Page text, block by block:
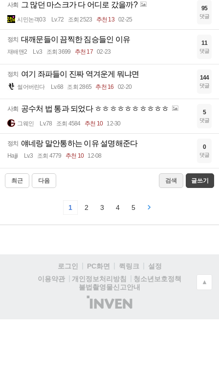
사회 그 많던 마스크가 다 어디로 갔을까?
시민논객03 Lv.72 조회 2523 추천 13 02-25
95
댓글
정치 대깨문들이 끔찍한 짐승들인 이유
재배맨2 Lv.3 조회 3699 추천 17 02-23
11
댓글
정치 여기 좌파들이 진짜 역겨운게 뭐냐면
썰어버린다 Lv.68 조회 2865 추천 16 02-20
144
댓글
사회 공수처 법 통과 되었다 ㅎㅎㅎㅎㅎㅎㅎㅎㅎㅎ
그웨인 Lv.78 조회 4584 추천 10 12-30
5
댓글
정치 얘네랑 말안통하는 이유 설명해준다
Hajji Lv.3 조회 4779 추천 10 12-08
0
댓글
최근 다음 검색 글쓰기
1 2 3 4 5
로그인 PC화면 퀵링크
설정
이용약관
개인정보처리방침
청소년보호정책
불법촬영물신고안내
(주)
인
▲